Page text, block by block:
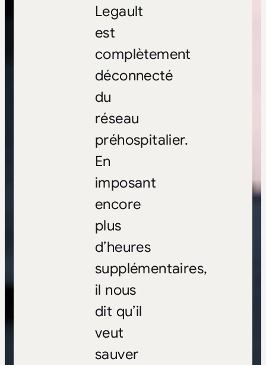
Legault
est
complètement
déconnecté
du
réseau
préhospitalier.
En
imposant
encore
plus
d’heures
supplémentaires,
il nous
dit qu’il
veut
sauver